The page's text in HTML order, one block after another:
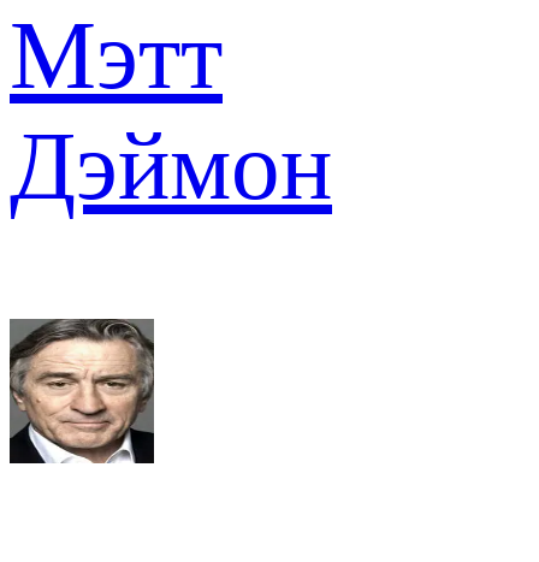
Мэтт
Дэймон